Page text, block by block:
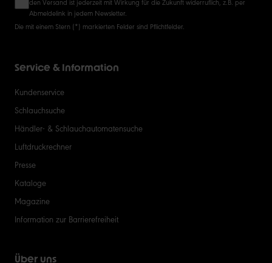
Abmeldelink in jedem Newsletter.
Die mit einem Stern (*) markierten Felder sind Pflichtfelder.
Service & Information
Kundenservice
Schlauchsuche
Händler- & Schlauchautomatensuche
Luftdruckrechner
Presse
Kataloge
Magazine
Information zur Barrierefreiheit
Über uns